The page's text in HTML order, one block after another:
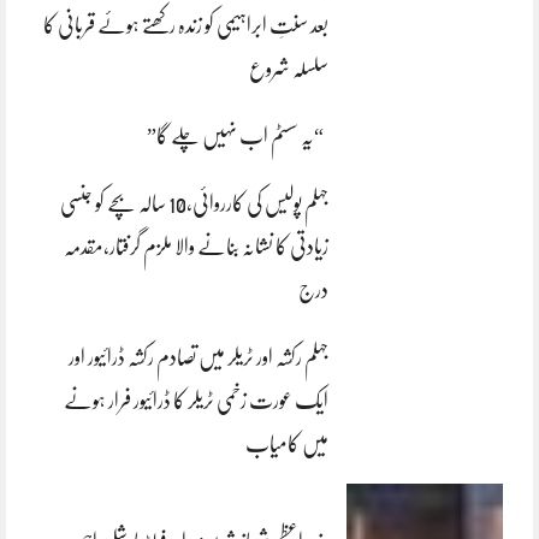
بعد سنتِ ابراہیمی کو زندہ رکھتے ہوئے قربانی کا
سلسلہ شروع
“یہ سسٹم اب نہیں چلے گا”
جہلم پولیس کی کارروائی،10 سالہ بچے کو جنسی
زیادتی کا نشانہ بنانے والا ملزم گرفتار،مقدمہ
درج
جہلم رکشہ اور ٹریلر میں تصادم رکشہ ڈرائیور اور
ایک عورت زخمی ٹریلر کا ڈرائیور فرار ہونے
میں کامیاب